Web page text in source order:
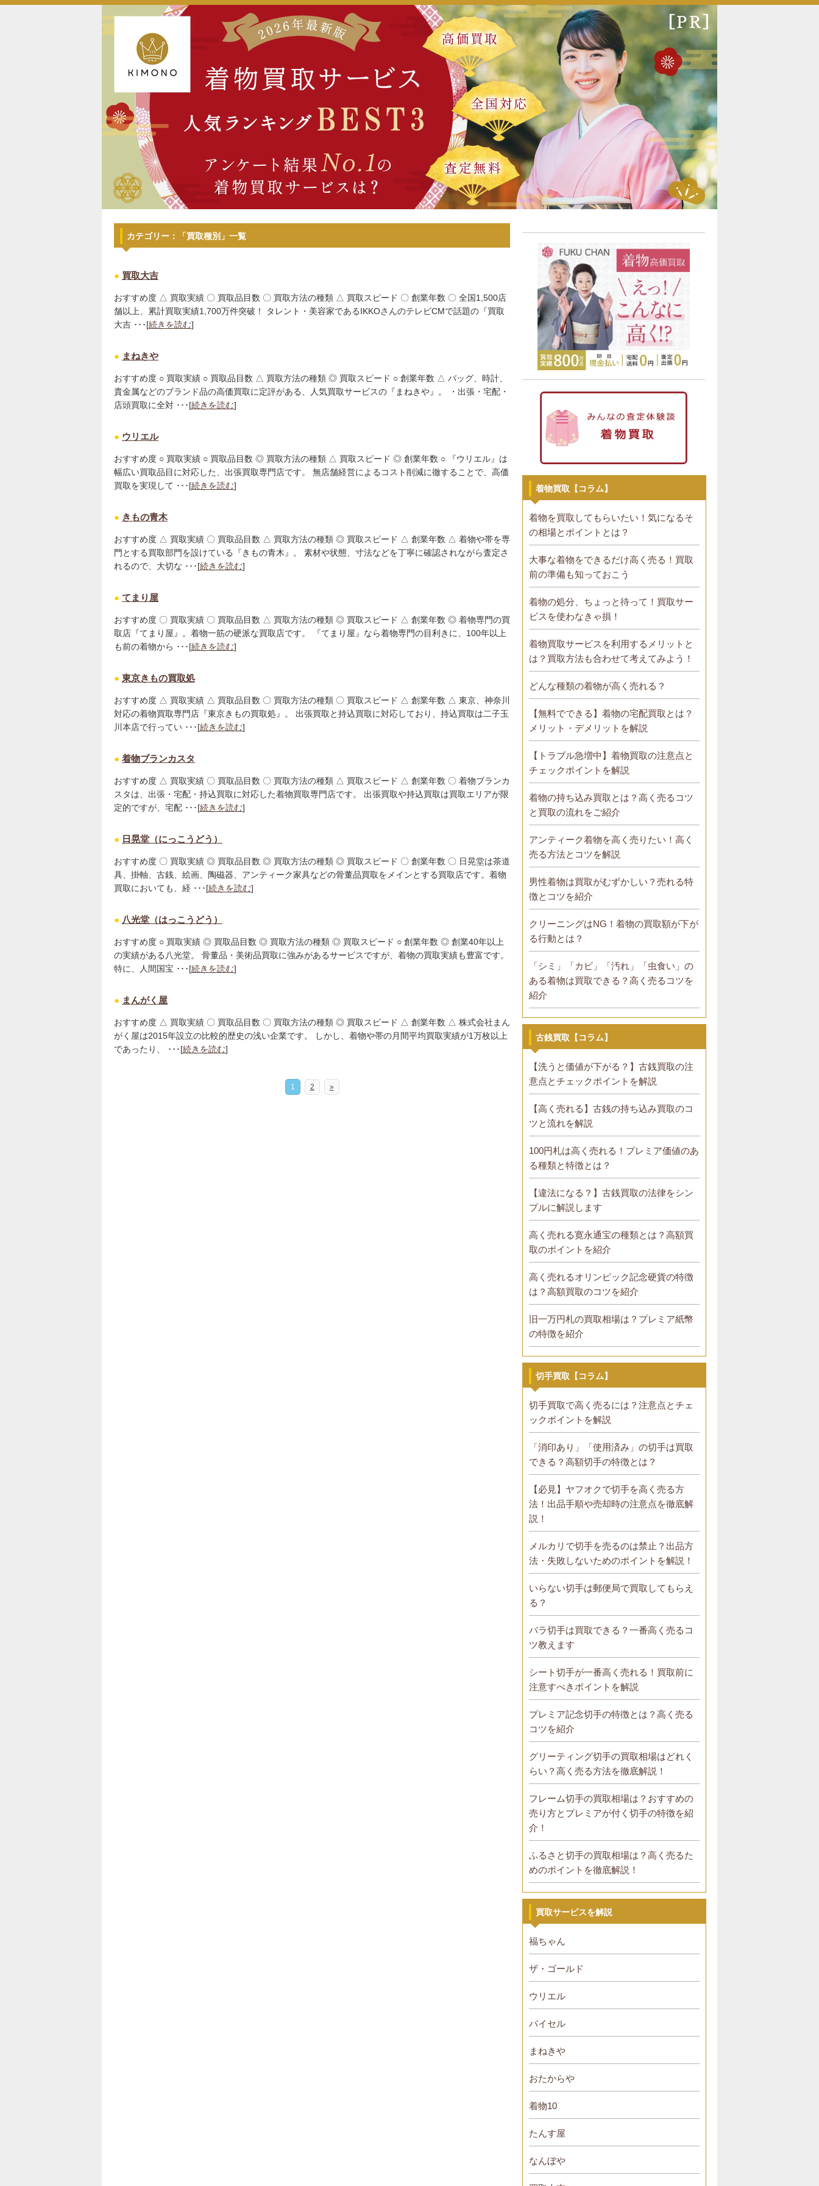
カテゴリー：「買取種別」一覧
● 買取大吉
おすすめ度 △ 買取実績 〇 買取品目数 〇 買取方法の種類 △ 買取スピード 〇 創業年数 〇 全国1,500店
舗以上、累計買取実績1,700万件突破！ タレント・美容家であるIKKOさんのテレビCMで話題の『買取
大吉 ･･･[続きを読む]
● まねきや
おすすめ度 ○ 買取実績 ○ 買取品目数 △ 買取方法の種類 ◎ 買取スピード ○ 創業年数 △ バッグ、時計、
貴金属などのブランド品の高価買取に定評がある、人気買取サービスの『まねきや』。 ・出張・宅配・
店頭買取に全対 ･･･[続きを読む]
● ウリエル
おすすめ度 ○ 買取実績 ○ 買取品目数 ◎ 買取方法の種類 △ 買取スピード ◎ 創業年数 ○ 『ウリエル』は
幅広い買取品目に対応した、出張買取専門店です。 無店舗経営によるコスト削減に徹することで、高価
買取を実現して ･･･[続きを読む]
● きもの青木
おすすめ度 △ 買取実績 〇 買取品目数 △ 買取方法の種類 ◎ 買取スピード △ 創業年数 △ 着物や帯を専
門とする買取部門を設けている『きもの青木』。 素材や状態、寸法などを丁寧に確認されながら査定さ
れるので、大切な ･･･[続きを読む]
● てまり屋
おすすめ度 〇 買取実績 〇 買取品目数 △ 買取方法の種類 ◎ 買取スピード △ 創業年数 ◎ 着物専門の買
取店『てまり屋』。着物一筋の硬派な買取店です。 『てまり屋』なら着物専門の目利きに、100年以上
も前の着物から ･･･[続きを読む]
● 東京きもの買取処
おすすめ度 △ 買取実績 △ 買取品目数 〇 買取方法の種類 〇 買取スピード △ 創業年数 △ 東京、神奈川
対応の着物買取専門店『東京きもの買取処』。 出張買取と持込買取に対応しており、持込買取は二子玉
川本店で行ってい ･･･[続きを読む]
● 着物ブランカスタ
おすすめ度 △ 買取実績 〇 買取品目数 〇 買取方法の種類 △ 買取スピード △ 創業年数 〇 着物ブランカ
スタは、出張・宅配・持込買取に対応した着物買取専門店です。 出張買取や持込買取は買取エリアが限
定的ですが、宅配 ･･･[続きを読む]
● 日晃堂（にっこうどう）
おすすめ度 〇 買取実績 ◎ 買取品目数 ◎ 買取方法の種類 ◎ 買取スピード 〇 創業年数 〇 日晃堂は茶道
具、掛軸、古銭、絵画、陶磁器、アンティーク家具などの骨董品買取をメインとする買取店です。着物
買取においても、経 ･･･[続きを読む]
● 八光堂（はっこうどう）
おすすめ度 ○ 買取実績 ◎ 買取品目数 ◎ 買取方法の種類 ◎ 買取スピード ○ 創業年数 ◎ 創業40年以上
の実績がある八光堂。 骨董品・美術品買取に強みがあるサービスですが、着物の買取実績も豊富です。
特に、人間国宝 ･･･[続きを読む]
● まんがく屋
おすすめ度 △ 買取実績 〇 買取品目数 〇 買取方法の種類 ◎ 買取スピード △ 創業年数 △ 株式会社まん
がく屋は2015年設立の比較的歴史の浅い企業です。 しかし、着物や帯の月間平均買取実績が1万枚以上
であったり、 ･･･[続きを読む]
1 2 »
着物買取【コラム】
着物を買取してもらいたい！気になるそ
の相場とポイントとは？
大事な着物をできるだけ高く売る！買取
前の準備も知っておこう
着物の処分、ちょっと待って！買取サー
ビスを使わなきゃ損！
着物買取サービスを利用するメリットと
は？買取方法も合わせて考えてみよう！
どんな種類の着物が高く売れる？
【無料でできる】着物の宅配買取とは？
メリット・デメリットを解説
【トラブル急増中】着物買取の注意点と
チェックポイントを解説
着物の持ち込み買取とは？高く売るコツ
と買取の流れをご紹介
アンティーク着物を高く売りたい！高く
売る方法とコツを解説
男性着物は買取がむずかしい？売れる特
徴とコツを紹介
クリーニングはNG！着物の買取額が下が
る行動とは？
「シミ」「カビ」「汚れ」「虫食い」の
ある着物は買取できる？高く売るコツを
紹介
古銭買取【コラム】
【洗うと価値が下がる？】古銭買取の注
意点とチェックポイントを解説
【高く売れる】古銭の持ち込み買取のコ
ツと流れを解説
100円札は高く売れる！プレミア価値のあ
る種類と特徴とは？
【違法になる？】古銭買取の法律をシン
プルに解説します
高く売れる寛永通宝の種類とは？高額買
取のポイントを紹介
高く売れるオリンピック記念硬貨の特徴
は？高額買取のコツを紹介
旧一万円札の買取相場は？プレミア紙幣
の特徴を紹介
切手買取【コラム】
切手買取で高く売るには？注意点とチェ
ックポイントを解説
「消印あり」「使用済み」の切手は買取
できる？高額切手の特徴とは？
【必見】ヤフオクで切手を高く売る方
法！出品手順や売却時の注意点を徹底解
説！
メルカリで切手を売るのは禁止？出品方
法・失敗しないためのポイントを解説！
いらない切手は郵便局で買取してもらえ
る？
バラ切手は買取できる？一番高く売るコ
ツ教えます
シート切手が一番高く売れる！買取前に
注意すべきポイントを解説
プレミア記念切手の特徴とは？高く売る
コツを紹介
グリーティング切手の買取相場はどれく
らい？高く売る方法を徹底解説！
フレーム切手の買取相場は？おすすめの
売り方とプレミアが付く切手の特徴を紹
介！
ふるさと切手の買取相場は？高く売るた
めのポイントを徹底解説！
買取サービスを解説
福ちゃん
ザ・ゴールド
ウリエル
バイセル
まねきや
おたからや
着物10
たんす屋
なんぼや